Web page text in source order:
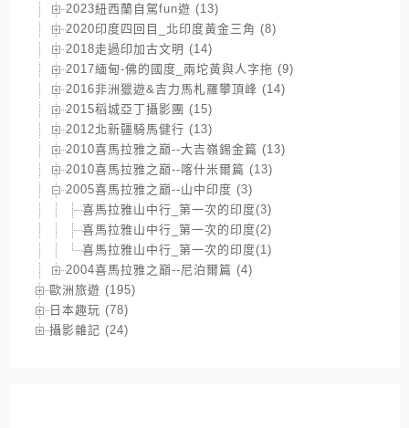
2023紐西蘭自駕fun遊 (13)
2020印度四回目_北印度黃金三角 (8)
2018走過印加古文明 (14)
2017緬甸-佛的國度_兩坨黃與人字拖 (9)
2016非洲獵遊&吉力馬札羅攀頂峰 (14)
2015稻城亞丁攝影團 (15)
2012北新疆騎馬健行 (13)
2010喜馬拉雅之巔--大吉嶺錫金篇 (13)
2010喜馬拉雅之巔--喀什米爾篇 (13)
2005喜馬拉雅之巔--山中印度 (3)
喜馬拉雅山中行_第一次的印度(3)
喜馬拉雅山中行_第一次的印度(2)
喜馬拉雅山中行_第一次的印度(1)
2004喜馬拉雅之巔--尼泊爾篇 (4)
歐洲旅遊 (195)
日本趣玩 (78)
攝影雜記 (24)